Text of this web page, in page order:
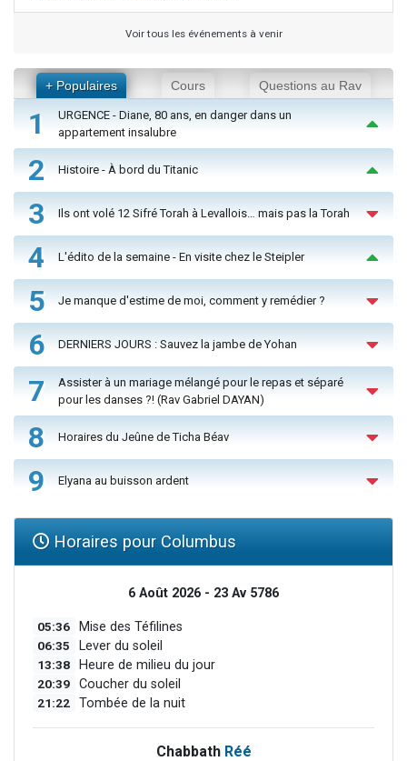
Voir tous les événements à venir
+ Populaires Cours Questions au Rav
1
URGENCE - Diane, 80 ans, en danger dans un
appartement insalubre
2 Histoire - À bord du Titanic
3 Ils ont volé 12 Sifré Torah à Levallois… mais pas la Torah
4 L'édito de la semaine - En visite chez le Steipler
5 Je manque d'estime de moi, comment y remédier ?
6 DERNIERS JOURS : Sauvez la jambe de Yohan
7
Assister à un mariage mélangé pour le repas et séparé
pour les danses ?! (Rav Gabriel DAYAN)
8 Horaires du Jeûne de Ticha Béav
9 Elyana au buisson ardent
Horaires pour Columbus
6 Août 2026 - 23 Av 5786
05:36 Mise des Téfilines
06:35 Lever du soleil
13:38 Heure de milieu du jour
20:39 Coucher du soleil
21:22 Tombée de la nuit
Chabbath Réé